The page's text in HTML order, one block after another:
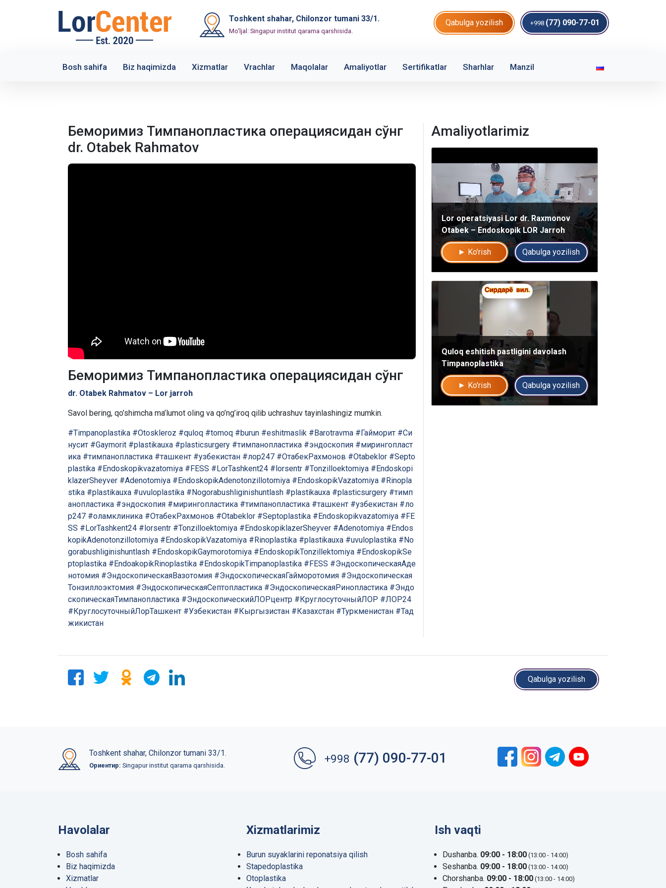
Toshkent shahar, Chilonzor tumani 33/1.
Mo'ljal: Singapur institut qarama qarshisida.
Qabulga yozilish +998 (77) 090-77-01
Bosh sahifa Biz haqimizda Xizmatlar Vrachlar Maqolalar Amaliyotlar Sertifikatlar Sharhlar Manzil
Беморимиз Тимпанопластика операциясидан сўнг
dr. Otabek Rahmatov
Беморимиз Тимпанопластика операциясидан сўнг
dr. Otabek Rahmatov – Lor jarroh
Savol bering, qo’shimcha ma’lumot oling va qo’ng’iroq qilib uchrashuv tayinlashingiz mumkin.
#Timpanoplastika #Otoskleroz #quloq #tomoq #burun #eshitmaslik #Barotravma #Гайморит #Си
нусит #Gaymorit #plastikauxa #plasticsurgery #тимпанопластика #эндоскопия #мирингопласт
ика #тимпанопластика #ташкент #узбекистан #лор247 #ОтабекРахмонов #Otabeklor #Septo
plastika #Endoskopikvazatomiya #FESS #LorTashkent24 #lorsentr #Tonzilloektomiya #Endoskopi
klazerSheyver #Adenotomiya #EndoskopikAdenotonzillotomiya #EndoskopikVazatomiya #Rinopla
stika #plastikauxa #uvuloplastika #Nogorabushliginishuntlash #plastikauxa #plasticsurgery #тимп
анопластика #эндоскопия #мирингопластика #тимпанопластика #ташкент #узбекистан #ло
р247 #оламклиника #ОтабекРахмонов #Otabeklor #Septoplastika #Endoskopikvazatomiya #FE
SS #LorTashkent24 #lorsentr #Tonzilloektomiya #EndoskopiklazerSheyver #Adenotomiya #Endos
kopikAdenotonzillotomiya #EndoskopikVazatomiya #Rinoplastika #plastikauxa #uvuloplastika #No
gorabushliginishuntlash #EndoskopikGaymorotomiya #EndoskopikTonzillektomiya #EndoskopikSe
ptoplastika #EndoakopikRinoplastika #EndoskopikTimpanoplastika #FESS #ЭндоскопическаяАде
нотомия #ЭндоскопическаяВазотомия #ЭндоскопическаяГайморотомия #Эндоскопическая
Тонзиллоэктомия #ЭндоскопическаяСептопластика #ЭндоскопическаяРинопластика #Эндо
скопическаяТимпанопластика #ЭндоскопическийЛОРцентр #КруглосуточныйЛОР #ЛОР24
#КруглосуточныйЛорТашкент #Узбекистан #Кыргызистан #Казахстан #Туркменистан #Тад
жикистан
Amaliyotlarimiz
Lor operatsiyasi Lor dr. Raxmonov
Otabek – Endoskopik LOR Jarroh
► Ko'rish Qabulga yozilish
Quloq eshitish pastligini davolash
Timpanoplastika
► Ko'rish Qabulga yozilish
Qabulga yozilish
Toshkent shahar, Chilonzor tumani 33/1.
Ориентир: Singapur institut qarama qarshisida.
+998 (77) 090-77-01
Havolalar
Bosh sahifa
Biz haqimizda
Xizmatlar
Xizmatlarimiz
Burun suyaklarini reponatsiya qilish
Stapedoplastika
Otoplastika
Ish vaqti
Dushanba. 09:00 - 18:00 (13:00 - 14:00)
Seshanba. 09:00 - 18:00 (13:00 - 14:00)
Chorshanba. 09:00 - 18:00 (13:00 - 14:00)
Umumiy chatimizga yozing
Mutaxassislar
Bizning shifokorlarimiz sizga maslahat berishdan xursand bo'lishadi!
Mutaxassisga yozing yo'q rahmat